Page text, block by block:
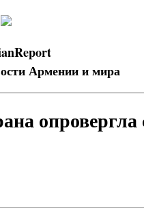
Армении и мира